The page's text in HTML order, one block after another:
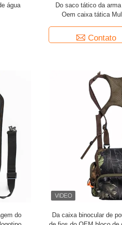
água
Do saco tático da
Oem caixa tática
Contato
do
Da caixa binocular de